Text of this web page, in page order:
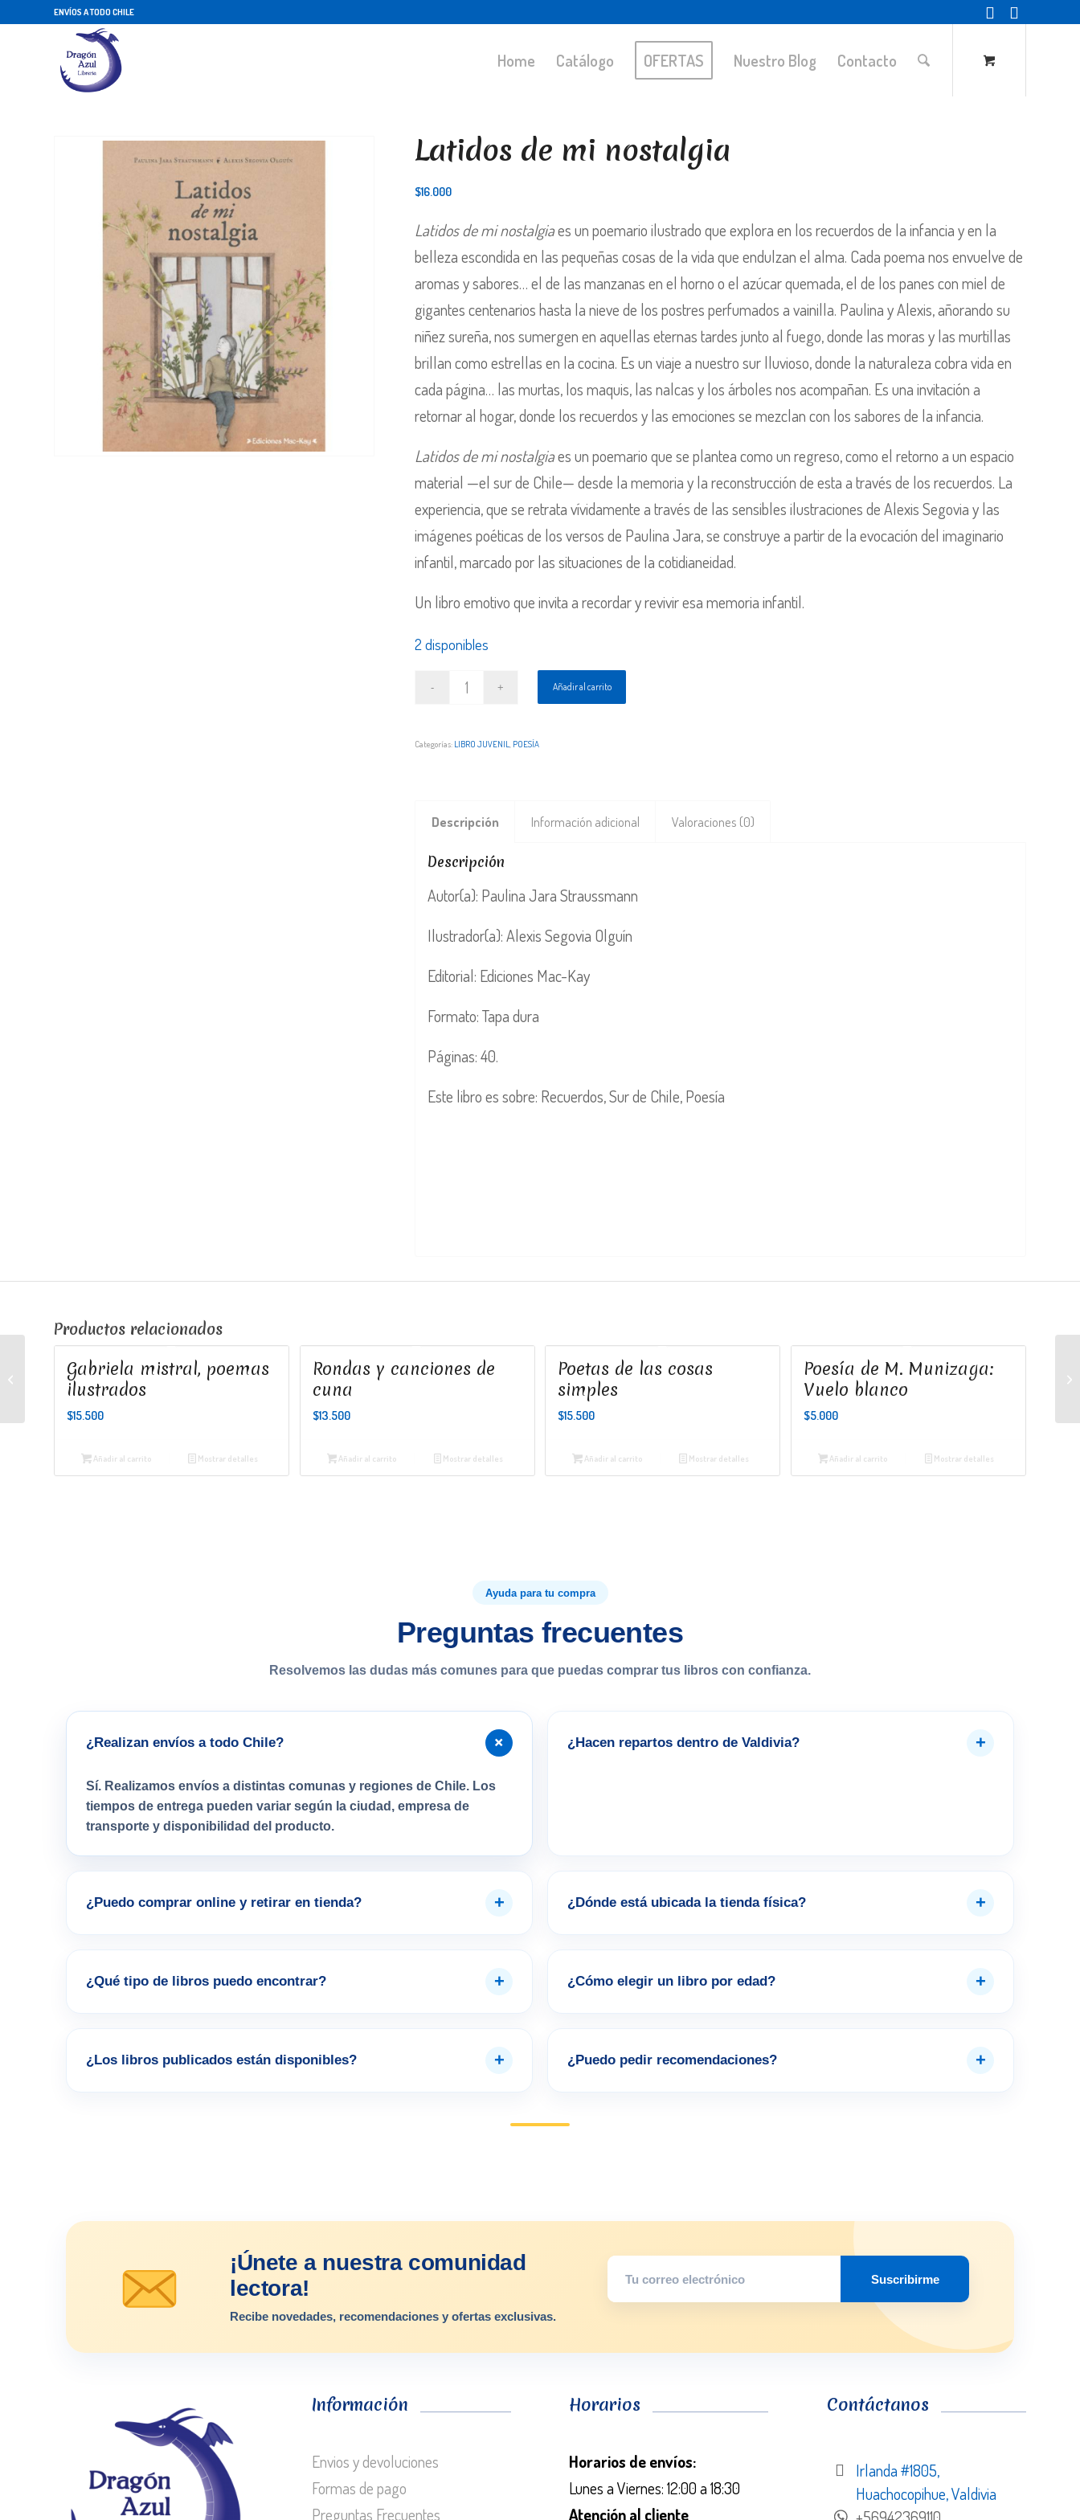
ENVÍOS A TODO CHILE
Home Catálogo OFERTAS Nuestro Blog Contacto
Latidos de mi nostalgia
$16.000
Latidos de mi nostalgiaes un poemario ilustrado que explora en los recuerdos de la infancia y en la
belleza escondida en las pequeñas cosas de la vida que endulzan el alma. Cada poema nos envuelve de
aromas y sabores… el de las manzanas en el horno o el azúcar quemada, el de los panes con miel de
gigantes centenarios hasta la nieve de los postres perfumados a vainilla. Paulina y Alexis, añorando su
niñez sureña, nos sumergen en aquellas eternas tardes junto al fuego, donde las moras y las murtillas
brillan como estrellas en la cocina. Es un viaje a nuestro sur lluvioso, donde la naturaleza cobra vida en
cada página… las murtas, los maquis, las nalcas y los árboles nos acompañan. Es una invitación a
retornar al hogar, donde los recuerdos y las emociones se mezclan con los sabores de la infancia.
Latidos de mi nostalgiaes un poemario que se plantea como un regreso, como el retorno a un espacio
material —el sur de Chile— desde la memoria y la reconstrucción de esta a través de los recuerdos. La
experiencia, que se retrata vívidamente a través de las sensibles ilustraciones de Alexis Segovia y las
imágenes poéticas de los versos de Paulina Jara, se construye a partir de la evocación del imaginario
infantil, marcado por las situaciones de la cotidianeidad.
Un libro emotivo que invita a recordar y revivir esa memoria infantil.
2 disponibles
Añadir al carrito
Categorías: LIBRO JUVENIL POESÍA
Descripción Información adicional Valoraciones (0)
Descripción
Autor(a): Paulina Jara Straussmann
Ilustrador(a): Alexis Segovia Olguín
Editorial: Ediciones Mac-Kay
Formato: Tapa dura
Páginas: 40.
Este libro es sobre: Recuerdos, Sur de Chile, Poesía
Productos relacionados
Gabriela mistral, poemas
ilustrados
$15.500
Añadir al carrito Mostrar detalles
Rondas y canciones de
cuna
$13.500
Añadir al carrito Mostrar detalles
Poetas de las cosas
simples
$15.500
Añadir al carrito Mostrar detalles
Poesía de M. Munizaga:
Vuelo blanco
$5.000
Añadir al carrito Mostrar detalles
Ayuda para tu compra
Preguntas frecuentes
Resolvemos las dudas más comunes para que puedas comprar tus libros con confianza.
¿Realizan envíos a todo Chile? +
Sí. Realizamos envíos a distintas comunas y regiones de Chile. Los
tiempos de entrega pueden variar según la ciudad, empresa de
transporte y disponibilidad del producto.
¿Hacen repartos dentro de Valdivia? +
¿Puedo comprar online y retirar en tienda? + ¿Dónde está ubicada la tienda física? +
¿Qué tipo de libros puedo encontrar? + ¿Cómo elegir un libro por edad? +
¿Los libros publicados están disponibles? + ¿Puedo pedir recomendaciones? +
¡Únete a nuestra comunidad
lectora!
Recibe novedades, recomendaciones y ofertas exclusivas.
Suscribirme
Información
Envios y devoluciones
Formas de pago
Preguntas Frecuentes
Horarios
Horarios de envíos:
Lunes a Viernes: 12:00 a 18:30
Atención al cliente
Contáctanos
Irlanda #1805,
Huachocopihue, Valdivia
Para mecer cantando y
contar encantando